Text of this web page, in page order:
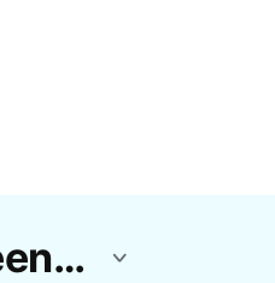
Darmowe Szablony 20 Zdj Szablony Halloweenowe Od CapCut